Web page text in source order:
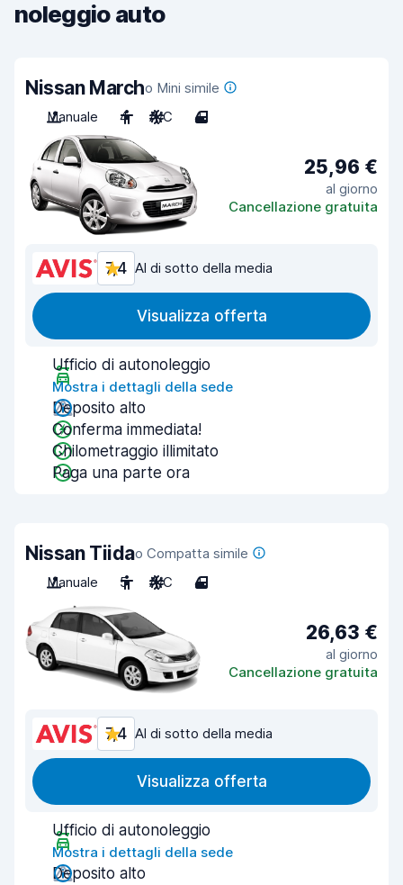
noleggio auto
Nissan Marcho Mini simile
Manuale
4 A/C 4
25,96 €
al giorno
Cancellazione gratuita
7,4 Al di sotto della media
Visualizza offerta
Ufficio di autonoleggio
Mostra i dettagli della sede
Deposito alto
Conferma immediata!
Chilometraggio illimitato
Paga una parte ora
Nissan Tiidao Compatta simile
Manuale
5 A/C 4
26,63 €
al giorno
Cancellazione gratuita
7,4 Al di sotto della media
Visualizza offerta
Ufficio di autonoleggio
Mostra i dettagli della sede
Deposito alto